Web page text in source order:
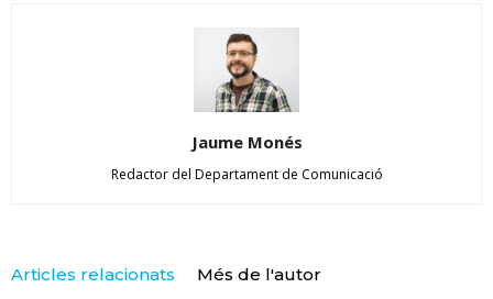
Jaume Monés
Redactor del Departament de Comunicació
Articles relacionats Més de l'autor